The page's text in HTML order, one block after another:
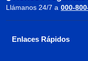
Llámanos 24/7 a 000-
Enlaces Rápidos